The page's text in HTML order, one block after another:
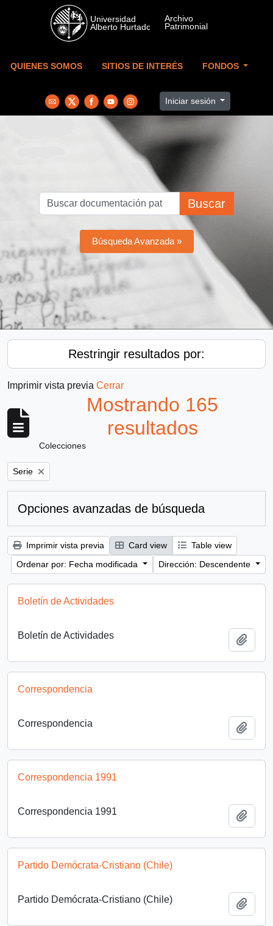
Skip to main content
QUIENES SOMOS SITIOS DE INTERÉS FONDOS
Iniciar sesión
Buscar
Búsqueda Avanzada »
Restringir resultados por:
Imprimir vista previa Cerrar
Mostrando 165
resultados
Colecciones
Remove filter:
Serie
Opciones avanzadas de búsqueda
Imprimir vista previa Card view
Table view
Ordenar por: Fecha modificada
Dirección: Descendente
Boletín de Actividades
Boletín de Actividades
Correspondencia
Correspondencia
Correspondencia 1991
Correspondencia 1991
Partido Demócrata-Cristiano (Chile)
Partido Demócrata-Cristiano (Chile)